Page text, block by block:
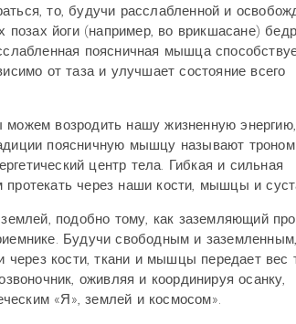
то, будучи расслабленной и
позах йоги (например, во врикшасане)
поясничная мышца
от таза и улучшает состояние всего
возродить нашу жизненную энергию,
поясничную мышцу называют
центр тела. Гибкая и сильная
через наши кости, мышцы и
подобно тому, как заземляющий
Будучи свободным и заземленным,
через кости, ткани и мышцы передает вес
оживляя и координируя осанку,
«Я», землей и космосом».